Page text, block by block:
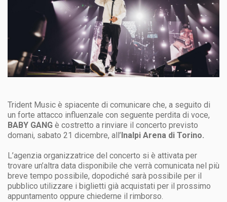
Trident Music è spiacente di comunicare che, a seguito di
un forte attacco influenzale con seguente perdita di voce,
BABY GANG è costretto a rinviare il concerto previsto
domani, sabato 21 dicembre, all’Inalpi Arena di Torino.
L’agenzia organizzatrice del concerto si è attivata per
trovare un’altra data disponibile che verrà comunicata nel più
breve tempo possibile, dopodiché sarà possibile per il
pubblico utilizzare i biglietti già acquistati per il prossimo
appuntamento oppure chiederne il rimborso.